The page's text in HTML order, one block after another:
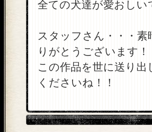
全ての犬達が愛おしい
スタッフさん・・・
りがとうございます！
この作品を世に送り
くださいね！！